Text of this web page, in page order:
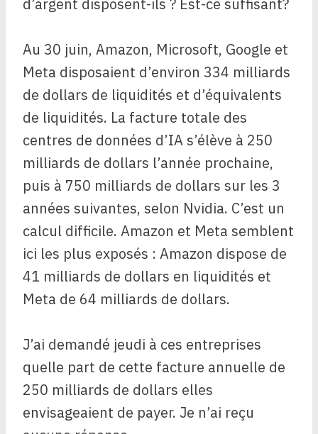
d’argent disposent-ils ? Est-ce suffisant?
Au 30 juin, Amazon, Microsoft, Google et
Meta disposaient d’environ 334 milliards
de dollars de liquidités et d’équivalents
de liquidités. La facture totale des
centres de données d’IA s’élève à 250
milliards de dollars l’année prochaine,
puis à 750 milliards de dollars sur les 3
années suivantes, selon Nvidia. C’est un
calcul difficile. Amazon et Meta semblent
ici les plus exposés : Amazon dispose de
41 milliards de dollars en liquidités et
Meta de 64 milliards de dollars.
J’ai demandé jeudi à ces entreprises
quelle part de cette facture annuelle de
250 milliards de dollars elles
envisageaient de payer. Je n’ai reçu